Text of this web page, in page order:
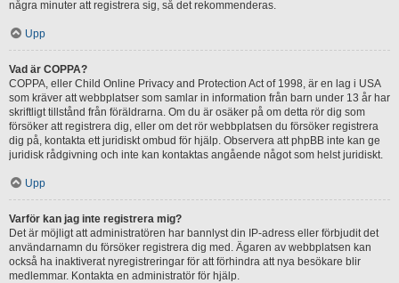
några minuter att registrera sig, så det rekommenderas.
Upp
Vad är COPPA?
COPPA, eller Child Online Privacy and Protection Act of 1998, är en lag i USA
som kräver att webbplatser som samlar in information från barn under 13 år har
skriftligt tillstånd från föräldrarna. Om du är osäker på om detta rör dig som
försöker att registrera dig, eller om det rör webbplatsen du försöker registrera
dig på, kontakta ett juridiskt ombud för hjälp. Observera att phpBB inte kan ge
juridisk rådgivning och inte kan kontaktas angående något som helst juridiskt.
Upp
Varför kan jag inte registrera mig?
Det är möjligt att administratören har bannlyst din IP-adress eller förbjudit det
användarnamn du försöker registrera dig med. Ägaren av webbplatsen kan
också ha inaktiverat nyregistreringar för att förhindra att nya besökare blir
medlemmar. Kontakta en administratör för hjälp.